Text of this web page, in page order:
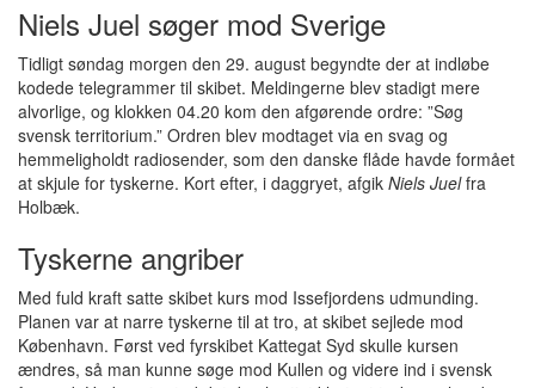
Niels Juel søger mod Sverige
Tidligt søndag morgen den 29. august begyndte der at indløbe
kodede telegrammer til skibet. Meldingerne blev stadigt mere
alvorlige, og klokken 04.20 kom den afgørende ordre: ”Søg
svensk territorium.” Ordren blev modtaget via en svag og
hemmeligholdt radiosender, som den danske flåde havde formået
at skjule for tyskerne. Kort efter, i daggryet, afgik Niels Juelfra
Holbæk.
Tyskerne angriber
Med fuld kraft satte skibet kurs mod Issefjordens udmunding.
Planen var at narre tyskerne til at tro, at skibet sejlede mod
København. Først ved fyrskibet Kattegat Syd skulle kursen
ændres, så man kunne søge mod Kullen og videre ind i svensk